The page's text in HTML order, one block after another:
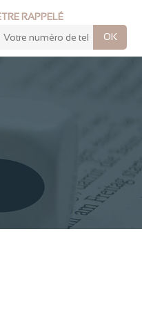
RAPPELÉ